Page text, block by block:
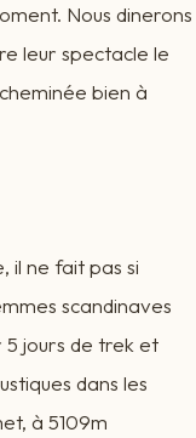
Nous dinerons
leur spectacle le
bien à
il ne fait pas si
scandinaves
jours de trek et
dans les
à 5109m